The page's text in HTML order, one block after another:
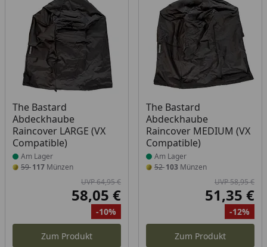
The Bastard
Abdeckhaube
Raincover LARGE (VX
Compatible)
Produkt am Lager
Am Lager
59117 Münzen
Ursprünglicher Preis
UVP 64,95 €
Aktueller Preis
58,05 €
Rabatt
-10%
Zum Produkt
The Bastard
Abdeckhaube
Raincover MEDIUM (VX
Compatible)
Produkt am Lager
Am Lager
52103Münzen
UVP 58,95 €
51,35 €
-12%
Zum Produkt